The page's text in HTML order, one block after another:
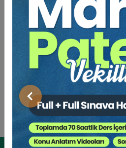
Önceki
Limited Şirketler - IV.
X. Oturum
360 TL
Eğitmen Hakkında
Sosyal Medya